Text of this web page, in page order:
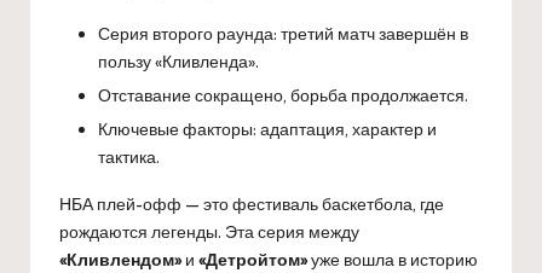
Серия второго раунда: третий матч завершён в
пользу «Кливленда».
Отставание сокращено, борьба продолжается.
Ключевые факторы: адаптация, характер и
тактика.
НБА плей-офф — это фестиваль баскетбола, где
рождаются легенды. Эта серия между
«Кливлендом»и «Детройтом»уже вошла в историю